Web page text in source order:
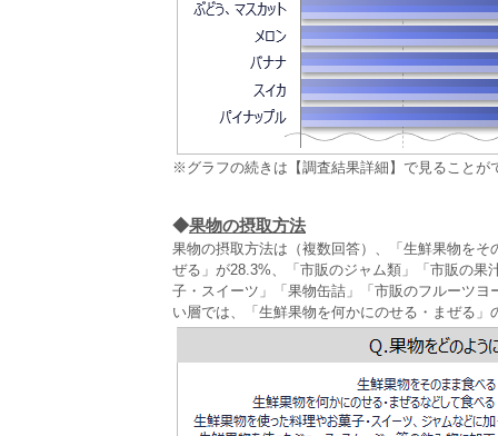
※グラフの続きは【調査結果詳細】で見ることが
◆果物の摂取方法
果物の摂取方法は（複数回答）、「生鮮果物を
ぜる」が28.3%、「市販のジャム類」「市販の
子・スイーツ」「果物缶詰」「市販のフルーツ
い層では、「生鮮果物を何かにのせる・まぜる」